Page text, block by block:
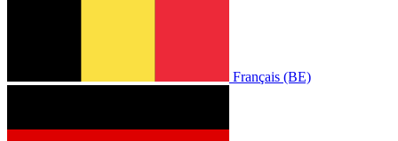
Français (BE)